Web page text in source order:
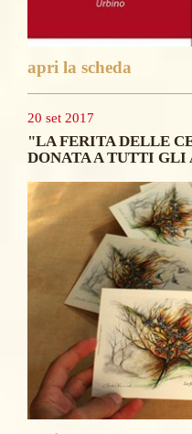
apri la scheda
20 set 2017
"LA FERITA DELLE
DONATA A TUTTI GLI